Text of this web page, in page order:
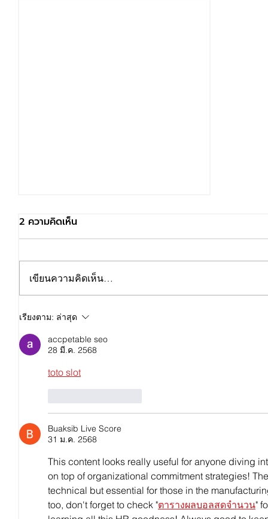
10 เทคนิคการตรวจประเมิน ระบบ
ISO 14001
2 ความคิดเห็น
เขียนความคิดเห็น…
เรียงตาม: ล่าสุด
accpetable seo
28 มี.ค. 2568
toto slot
Buaksib Live Score
31 ม.ค. 2568
This content looks really useful for anyone diving
on top of organizational commitment strategies!
technical but essential for those in the
too, don't forget to check "ตารางผลบอลสดจำนวน"